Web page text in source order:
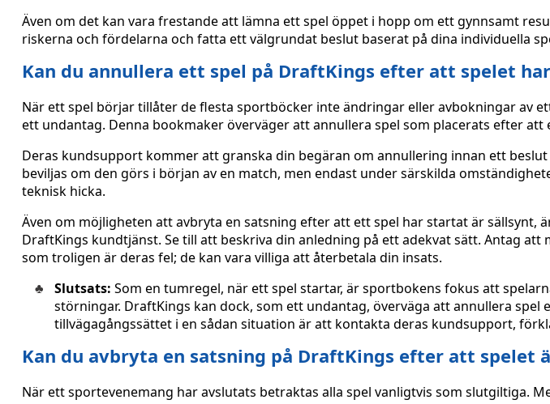
Även om det kan vara frestande att lämna ett spel öppet i hopp om ett gynnsamt
riskerna och fördelarna och fatta ett välgrundat beslut baserat på dina individuella
Kan du annullera ett spel på DraftKings efter att spelet
När ett spel börjar tillåter de flesta sportböcker inte ändringar eller avbokningar av
ett undantag. Denna bookmaker överväger att annullera spel som placerats efter
Deras kundsupport kommer att granska din begäran om annullering innan ett
beviljas om den görs i början av en match, men endast under särskilda
teknisk hicka.
Även om möjligheten att avbryta en satsning efter att ett spel har startat är sällsynt,
DraftKings kundtjänst. Se till att beskriva din anledning på ett adekvat sätt. Antag
som troligen är deras fel; de kan vara villiga att återbetala din insats.
Slutsats: Som en tumregel, när ett spel startar, är sportbokens fokus att
störningar. DraftKings kan dock, som ett undantag, överväga att annullera
tillvägagångssättet i en sådan situation är att kontakta deras kundsupport,
Kan du avbryta en satsning på DraftKings efter att spelet
När ett sportevenemang har avslutats betraktas alla spel vanligtvis som slutgiltiga.